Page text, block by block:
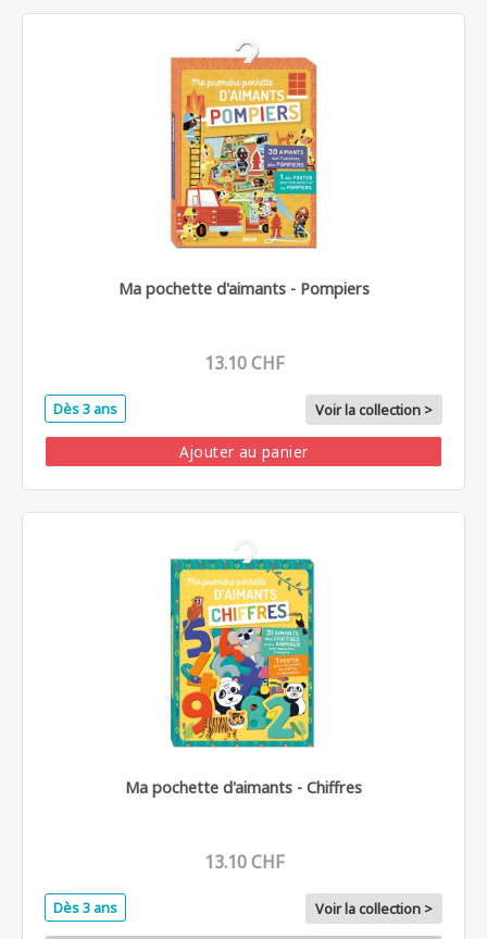
Ma pochette d'aimants - Pompiers
13.10 CHF
Dès 3 ans Voir la collection >
Ajouter au panier
Ma pochette d'aimants - Chiffres
13.10 CHF
Dès 3 ans Voir la collection >